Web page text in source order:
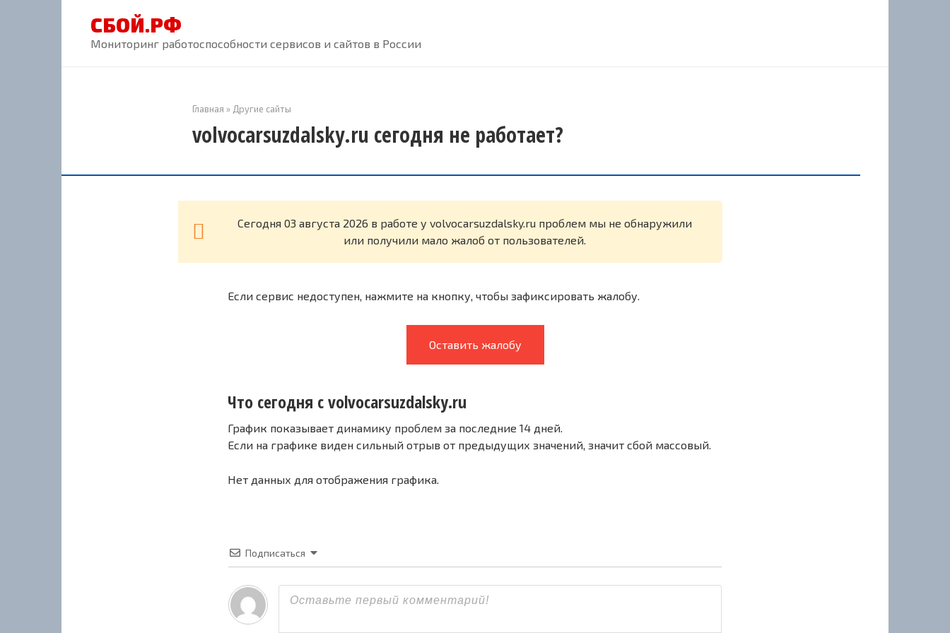
СБОЙ.РФ
Мониторинг работоспособности сервисов и сайтов в России
Главная » Другие сайты
volvocarsuzdalsky.ru сегодня не работает?
Cегодня 03 августа 2026 в работе у volvocarsuzdalsky.ru проблем мы не обнаружили
или получили мало жалоб от пользователей.
Если сервис недоступен, нажмите на кнопку, чтобы зафиксировать жалобу.
Оставить жалобу
Что сегодня с volvocarsuzdalsky.ru
График показывает динамику проблем за последние 14 дней.
Если на графике виден сильный отрыв от предыдущих значений, значит сбой массовый.
Нет данных для отображения графика.
Подписаться